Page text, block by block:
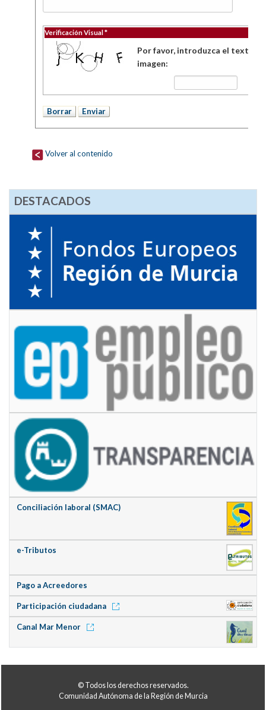
Verificación Visual *
Por favor, introduzca el texto
imagen:
Volver al contenido
DESTACADOS
Conciliación laboral (SMAC)
e-Tributos
Pago a Acreedores
Participación ciudadana
Canal Mar Menor
© Todos los derechos reservados.
Comunidad Autónoma de la Región de Murcia